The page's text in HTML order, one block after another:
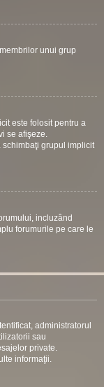
unui grup
este folosit pentru a
se afişeze.
grupul implicit
incluzând
forumurile pe care le
administratorul
sau
private.
informaţii.